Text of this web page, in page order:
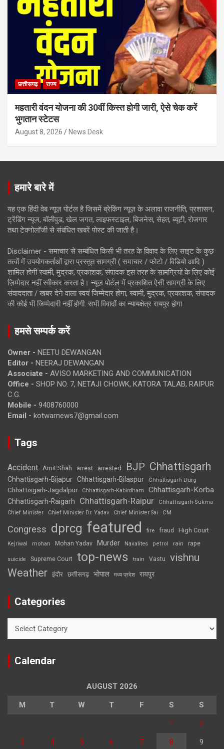
छत्तीसगढ़ राज्य
महतारी वंदन योजना की 30वीं किस्त होगी जारी, ऐसे चेक करें
भुगतान स्टेटस
August 8, 2026 News Desk
हमारे बारे में
यह एक हिंदी वेब न्यूज़ पोर्टल है जिसमें ब्रेकिंग न्यूज़ के अलावा राजनीति, प्रशासन,
ट्रेंडिंग न्यूज, बॉलीवुड, खेल जगत, लाइफस्टाइल, बिजनेस, सेहत, ब्यूटी, रोजगार
तथा टेक्नोलॉजी से संबंधित खबरें पोस्ट की जाती है।
Disclaimer - समाचार से सम्बंधित किसी भी तरह के विवाद के लिए साइट के कुछ
तत्वों में उपयोगकर्ताओं द्वारा प्रस्तुत सामग्री ( समाचार / फोटो / विडियो आदि )
शामिल होगी स्वामी, मुद्रक, प्रकाशक, संपादक इस तरह के सामग्रियों के लिए कोई
ज़िम्मेदार नहीं स्वीकार करता है। न्यूज़ पोर्टल में प्रकाशित ऐसी सामग्री के लिए
संवाददाता / खबर देने वाला स्वयं जिम्मेदार होगा, स्वामी, मुद्रक, प्रकाशक, संपादक
की कोई भी जिम्मेदारी नहीं होगी. सभी विवादों का न्यायक्षेत्र रायपुर होगा
हमसे सम्पर्क करें
Owner - NEETU DEWANGAN
Editor - NEERAJ DEWANGAN
Associate - AVISO MARKETING AND COMMUNICATION
Office - SHOP NO. 7, NETAJI CHOWK, KATORA TALAB, RAIPUR
C.G.
Mobile - 9408760000
Email - kotwarnews7@gmail.com
Tags
Accident Amit Shah arrest arrested BJP Chhattisgarh
Chhattisgarh-Bijapur Chhattisgarh-Bilaspur Chhattisgarh-Durg
Chhattisgarh-Jagdalpur Chhattisgarh-Kabirdham Chhattisgarh-Korba
Chhattisgarh-Raigarh Chhattisgarh-Raipur
Chhattisgarh-Sukma
Chief Minister
Chief Minister Dr. Yadav Chief Minister Sai CM
Congress dprcg featured fire fraud High Court
Kejriwal mohan Mohan Yadav Murder Naxalites petrol rain rape
suicide Supreme Court top-news train Vastu vishnu
Weather इंदौर छत्तीसगढ़ भोपाल मध्य प्रदेश रायपुर
Categories
Calendar
AUGUST 2026
M T W T F S S
1 2
3 4 5 6 7 8 9